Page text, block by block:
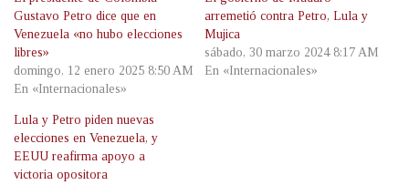
Gustavo Petro dice que en
Venezuela «no hubo elecciones
libres»
domingo, 12 enero 2025 8:50 AM
En «Internacionales»
arremetió contra Petro, Lula y
Mujica
sábado, 30 marzo 2024 8:17 AM
En «Internacionales»
Lula y Petro piden nuevas
elecciones en Venezuela, y
EEUU reafirma apoyo a
victoria opositora